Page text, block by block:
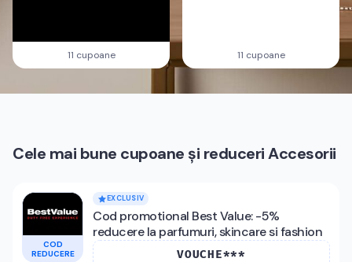
11 cupoane 11 cupoane
Cele mai bune cupoane și reduceriAccesorii
COD
REDUCERE
EXCLUSIV
Cod promotional Best Value: -5%
reducere la parfumuri, skincare si fashion
VOUCHE***